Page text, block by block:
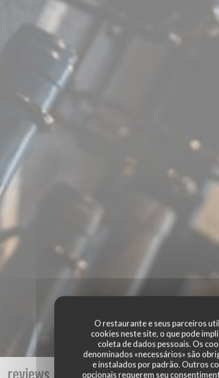
O restaurante e seus parceiros
cookies neste site, o que pode
coleta de dados pessoais. Os
denominados «necessários» são
e instalados por padrão. Outros
opcionais requerem seu